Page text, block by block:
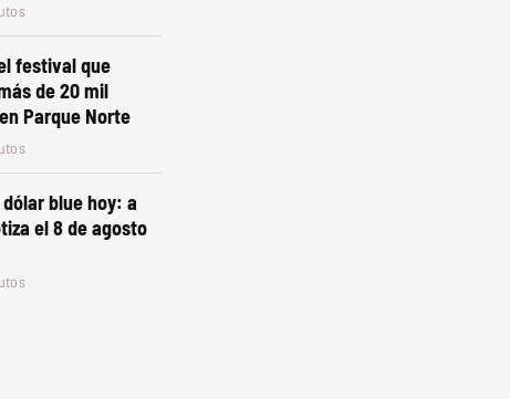
festival que
de 20 mil
Parque Norte
dólar blue hoy: a
el 8 de agosto